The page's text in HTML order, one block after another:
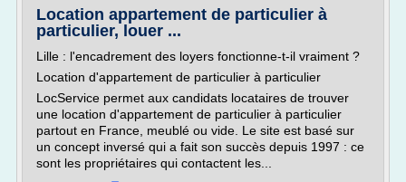
Location appartement de particulier à
particulier, louer ...
Lille : l'encadrement des loyers fonctionne-t-il vraiment ?
Location d'appartement de particulier à particulier
LocService permet aux candidats locataires de trouver
une location d'appartement de particulier à particulier
partout en France, meublé ou vide. Le site est basé sur
un concept inversé qui a fait son succès depuis 1997 : ce
sont les propriétaires qui contactent les...